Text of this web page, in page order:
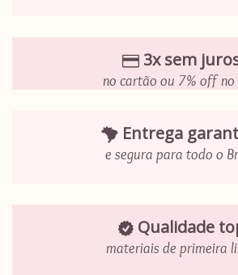
3x sem
no cartão ou 7% off no
Entrega
e segura para todo o
Qualidade
materiais de primeira